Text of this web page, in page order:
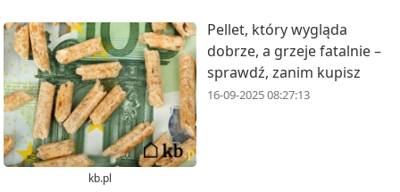
kb.pl
Pellet, który wygląda
dobrze, a grzeje fatalnie –
sprawdź, zanim kupisz
16-09-2025 08:27:13